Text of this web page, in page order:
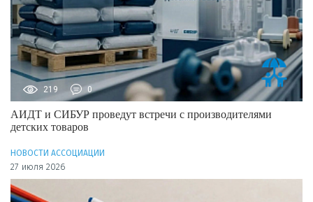
219 0
АИДТ и СИБУР проведут встречи с производителями
детских товаров
НОВОСТИ АССОЦИАЦИИ
27 июля 2026